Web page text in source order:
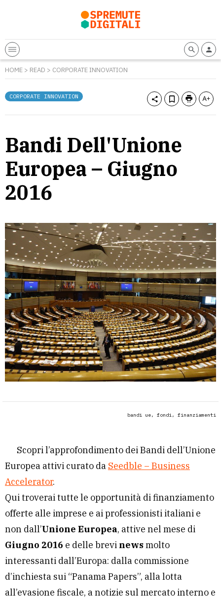
HOME > READ > CORPORATE INNOVATION
CORPORATE INNOVATION
Bandi Dell'Unione
Europea – Giugno
2016
bandi ue, fondi, finanziamenti
Scopri l’approfondimento dei Bandi dell’Unione
Europea attivi curato da Seedble – Business
Accelerator.
Qui troverai tutte le opportunità di finanziamento
offerte alle imprese e ai professionisti italiani e
non dall’Unione Europea, attive nel mese di
Giugno 2016 e delle brevi newsmolto
interessanti dall’Europa: dalla commissione
d’inchiesta sui “Panama Papers”, alla lotta
all’evasione fiscale, a notizie sul mercato interno e